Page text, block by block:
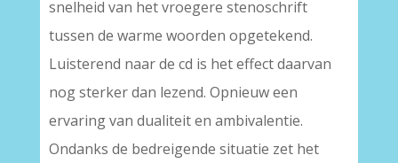
snelheid van het vroegere stenoschrift
tussen de warme woorden opgetekend.
Luisterend naar de cd is het effect daarvan
nog sterker dan lezend. Opnieuw een
ervaring van dualiteit en ambivalentie.
Ondanks de bedreigende situatie zet het